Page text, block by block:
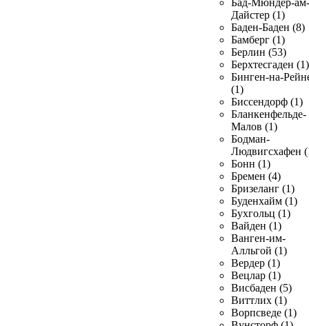
Бад-Мюндер-ам-
Дайстер (1)
Баден-Баден (8)
Бамберг (1)
Берлин (53)
Берхтесгаден (1)
Бинген-на-
(1)
Биссендорф (1)
Бланкенфельде-
Малов (1)
Бодман-
Людвигсхафен
Бонн (1)
Бремен (4)
Бризеланг (1)
Буденхайм (1)
Бухгольц (1)
Вайден (1)
Ванген-им-
Алльгой (1)
Вердер (1)
Вецлар (1)
Висбаден (5)
Виттлих (1)
Ворпсведе (1)